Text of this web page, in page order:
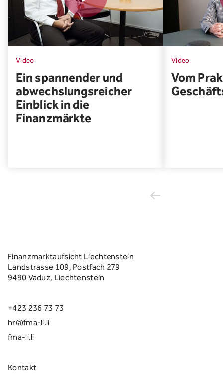
Video
Ein spannender und
abwechslungsreicher
Einblick in die
Finanzmärkte
Video
Vom
Finanzmarktaufsicht Liechtenstein
Landstrasse 109, Postfach 279
9490 Vaduz, Liechtenstein
+423 236 73 73
hr@fma-li.li
fma-li.li
Kontakt